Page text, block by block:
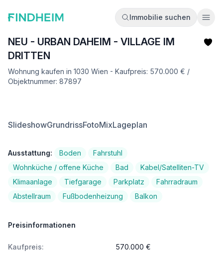
Immobilie suchen
NEU - URBAN DAHEIM - VILLAGE IM
DRITTEN
Wohnung kaufen in 1030 Wien - Kaufpreis: 570.000 € /
Objektnummer: 87897
SlideshowGrundrissFotoMixLageplan
Ausstattung: Boden
Fahrstuhl
Wohnküche / offene Küche
Bad
Kabel/Satelliten-TV
Klimaanlage
Tiefgarage Parkplatz
Fahrradraum
Abstellraum
Fußbodenheizung Balkon
Preisinformationen
Kaufpreis: 570.000 €